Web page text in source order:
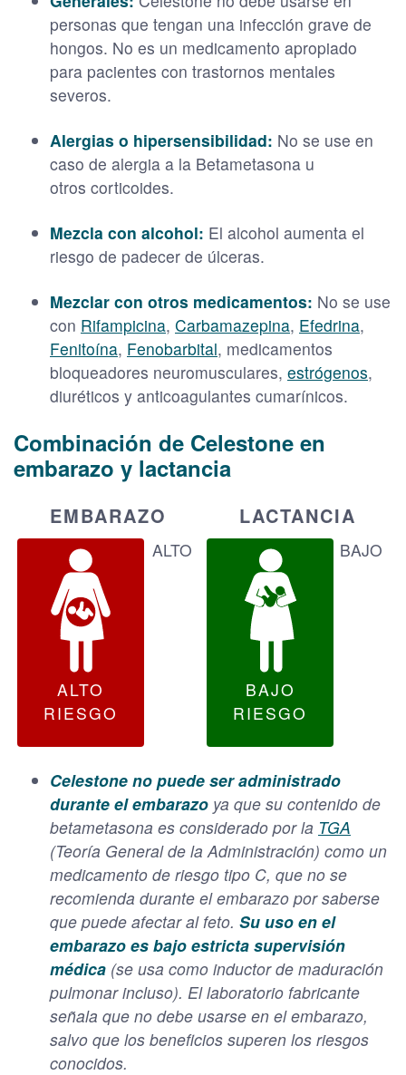
personas que tengan una infección grave de
hongos. No es un medicamento apropiado
para pacientes con trastornos mentales
severos.
Alergias o hipersensibilidad: No se use en
caso de alergia a la Betametasona u
otros corticoides.
Mezcla con alcohol: El alcohol aumenta el
riesgo de padecer de úlceras.
Mezclar con otros medicamentos: No se use
con Rifampicina, Carbamazepina, Efedrina,
Fenitoína, Fenobarbital, medicamentos
bloqueadores neuromusculares, estrógenos,
diuréticos y anticoagulantes cumarínicos.
Combinación de Celestone en
embarazo y lactancia
EMBARAZO
ALTO
RIESGO
ALTO
LACTANCIA
BAJO
RIESGO
BAJO
Celestone no puede ser administrado
durante el embarazo ya que su contenido de
betametasona es considerado por la TGA
(Teoría General de la Administración) como un
medicamento de riesgo tipo C, que no se
recomienda durante el embarazo por saberse
que puede afectar al feto. Su uso en el
embarazo es bajo estricta supervisión
médica (se usa como inductor de maduración
pulmonar incluso). El laboratorio fabricante
señala que no debe usarse en el embarazo,
salvo que los beneficios superen los riesgos
conocidos.